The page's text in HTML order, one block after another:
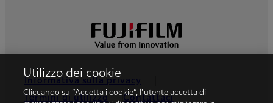
Informativa sulla privacy
Termini di utilizzo
Contattaci
Utilizzo dei cookie
Cliccando su “Accetta i cookie”, l'utente accetta di